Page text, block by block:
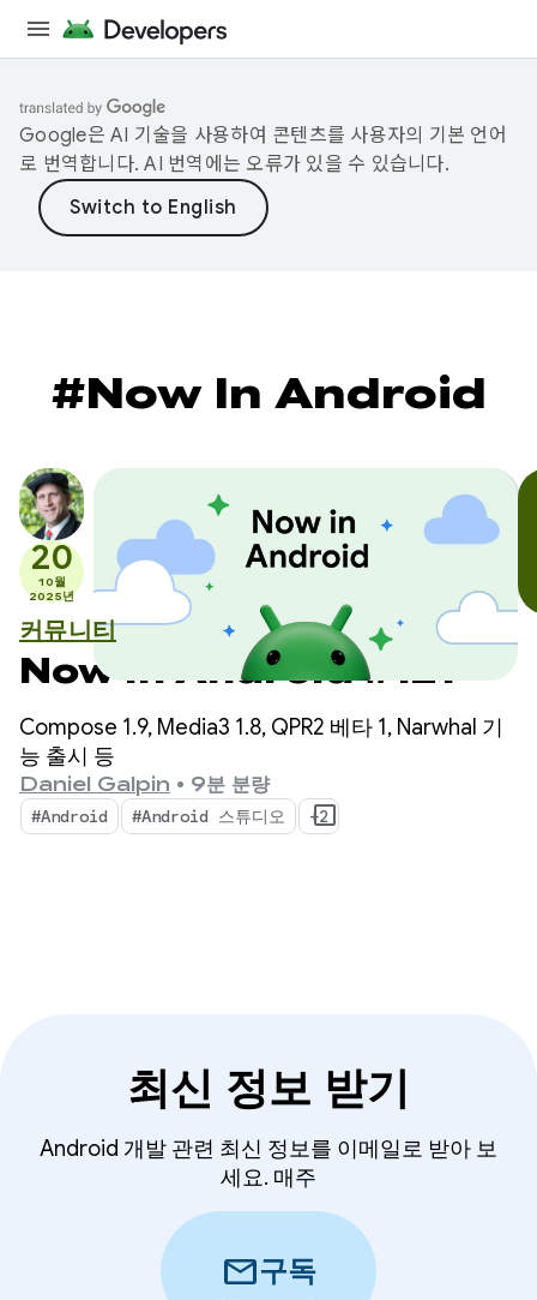
Google은 AI 기술을 사용하여 콘텐츠를 사용자의 기본 언어
로 번역합니다. AI 번역에는 오류가 있을 수 있습니다.
#Now In Android
20
10월
2025년
커뮤니티
Now in Android #121
Compose 1.9, Media3 1.8, QPR2 베타 1, Narwhal 기
능 출시 등
Daniel Galpin • 9분 분량
#Android #Android 스튜디오 +2
최신 정보 받기
Android 개발 관련 최신 정보를 이메일로 받아 보
세요. 매주
mail구독